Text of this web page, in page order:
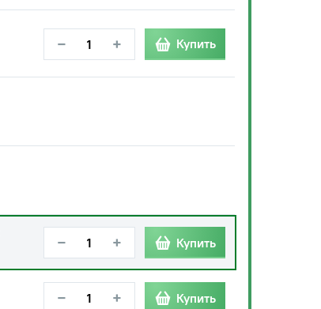
− + Купить
− + Купить
− + Купить